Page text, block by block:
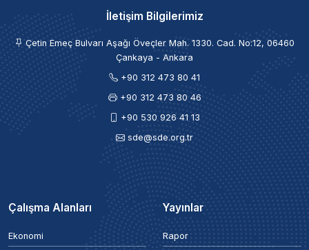
İletişim Bilgilerimiz
Çetin Emeç Bulvarı Aşağı Öveçler Mah. 1330. Cad. No:12, 06460
Çankaya - Ankara
+90 312 473 80 41
+90 312 473 80 46
+90 530 926 41 13
sde@sde.org.tr
Çalışma Alanları
Ekonomi
Yayınlar
Rapor